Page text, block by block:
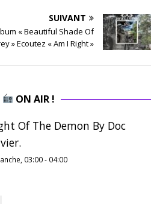
SUIVANT
« Beautiful Shade Of
» Ecoutez « Am I Right »
ON AIR !
Of The Demon By Doc
03:00- 04:00